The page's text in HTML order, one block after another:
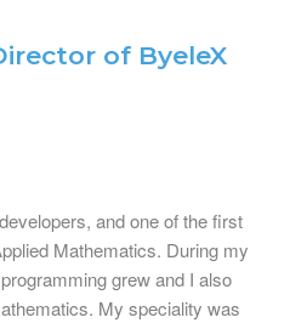
of ByeleX
and one of the first
Mathematics. During my
grew and I also
My speciality was